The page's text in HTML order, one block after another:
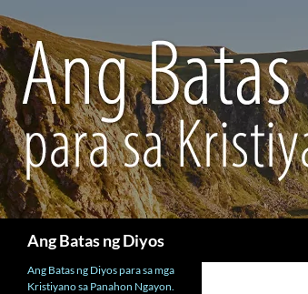
Ang Batas ng Diyos
Ang Batas ng Diyos para sa mga
Kristiyano sa Panahon Ngayon.